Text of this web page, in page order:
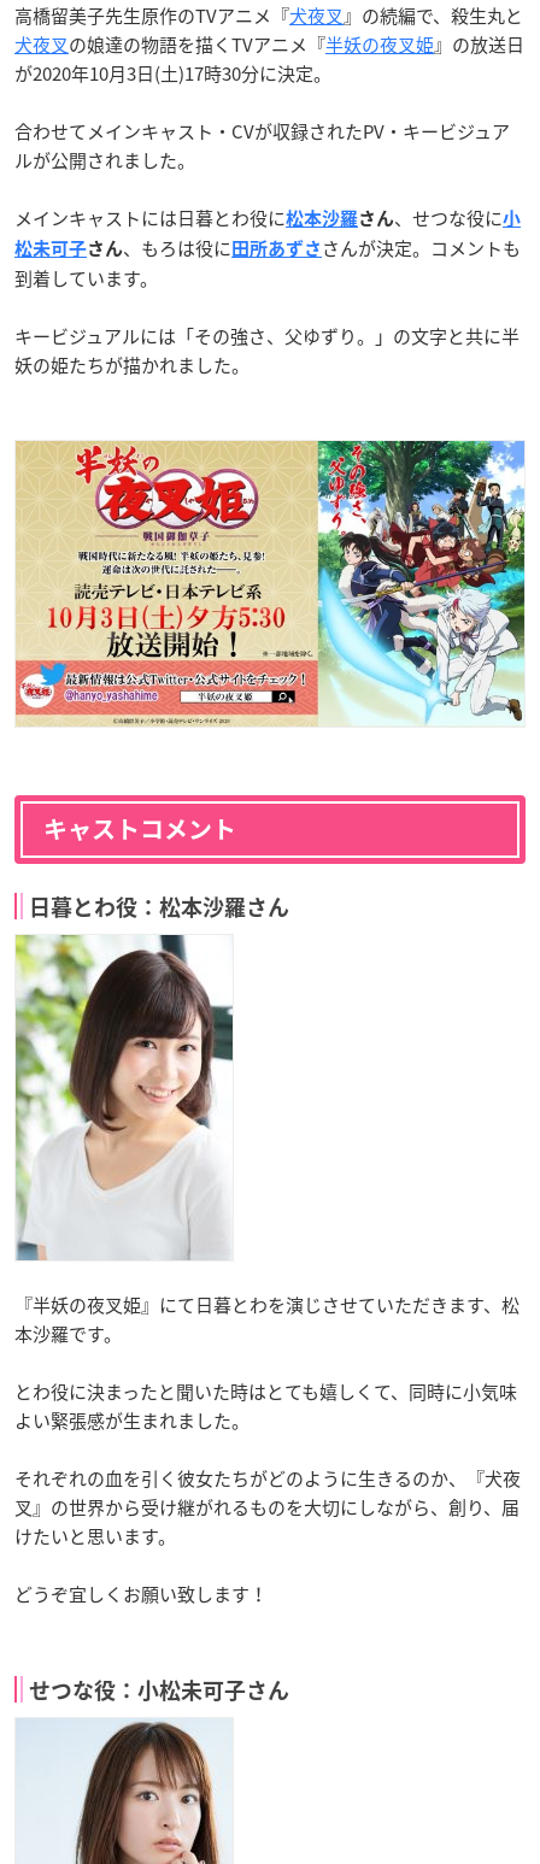
高橋留美子先生原作のTVアニメ『犬夜叉』の続編で、殺生丸と
犬夜叉の娘達の物語を描くTVアニメ『半妖の夜叉姫』の放送日
が2020年10月3日(土)17時30分に決定。
合わせてメインキャスト・CVが収録されたPV・キービジュア
ルが公開されました。
メインキャストには日暮とわ役に松本沙羅さん、せつな役に小
松未可子さん、もろは役に 田所あずさ さんが決定。コメントも
到着しています。
キービジュアルには「その強さ、父ゆずり。」の文字と共に半
妖の姫たちが描かれました。
キャストコメント
日暮とわ役：松本沙羅さん
『半妖の夜叉姫』にて日暮とわを演じさせていただきます、松
本沙羅です。
とわ役に決まったと聞いた時はとても嬉しくて、同時に小気味
よい緊張感が生まれました。
それぞれの血を引く彼女たちがどのように生きるのか、『犬夜
叉』の世界から受け継がれるものを大切にしながら、創り、届
けたいと思います。
どうぞ宜しくお願い致します！
せつな役：小松未可子さん